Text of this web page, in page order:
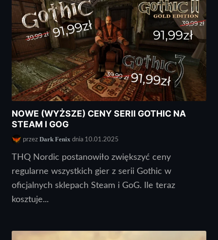
NOWE (WYŻSZE) CENY SERII GOTHIC NA
STEAM I GOG
przez Dark Fenix dnia 10.01.2025
THQ Nordic postanowiło zwiększyć ceny
regularne wszystkich gier z serii Gothic w
oficjalnych sklepach Steam i GoG. Ile teraz
kosztuje...